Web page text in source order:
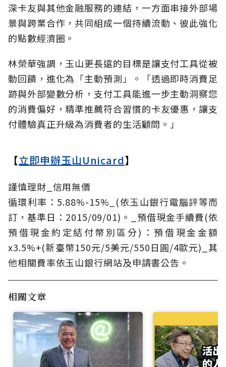
深卡友與其他金融服務的連結，一方面串接外部場
景與跨業合作，共同組成一個持續流動、彼此強化
的點數經濟圈。
林榮華強調，玉山更長遠的目標是讓支付工具從被
動回饋，進化為「主動預測」。「透過即時消費足
跡與外部變數分析，支付工具能進一步主動洞察您
的消費偏好，精準推薦符合習慣的卡友優惠，讓支
付體驗真正升級為消費者的生活顧問。」
【立即申辦玉山Unicard】
謹慎理財_信用無價
循環利率：5.88%-15%_(依玉山銀行電腦評等而
訂，基準日：2015/09/01)。_預借現金手續費(依
預借現金約定結付幣別區分)：預借現金金額
x3.5%+(新臺幣150元/5美元/550日圓/4歐元)_其
他相關費率依玉山銀行網站及申請書公告。
相關文章